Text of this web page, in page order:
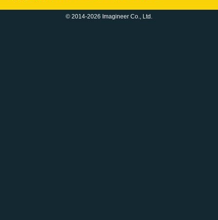
© 2014-2026 Imagineer Co., Ltd.